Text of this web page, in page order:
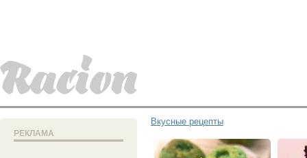
Вкусные рецепты
РЕКЛАМА